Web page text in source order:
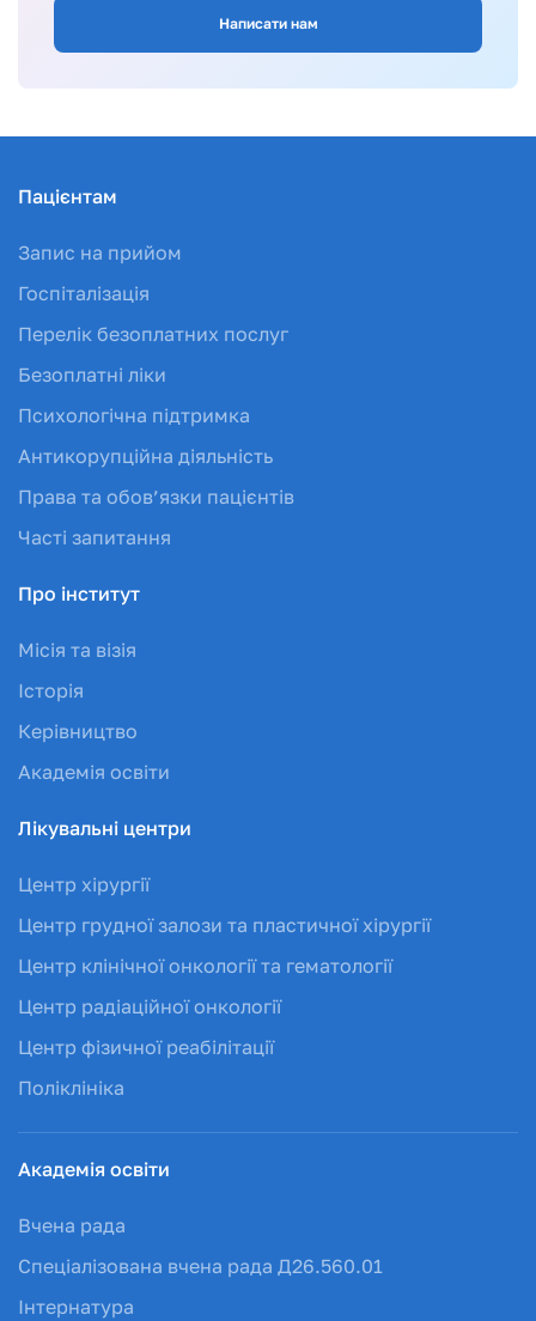
Написати нам
Пацієнтам
Запис на прийом
Госпіталізація
Перелік безоплатних послуг
Безоплатні ліки
Психологічна підтримка
Антикорупційна діяльність
Права та обов’язки пацієнтів
Часті запитання
Про інститут
Місія та візія
Історія
Керівництво
Академія освіти
Лікувальні центри
Центр хірургії
Центр грудної залози та пластичної хірургії
Центр клінічної онкології та гематології
Центр радіаційної онкології
Центр фізичної реабілітації
Поліклініка
Академія освіти
Вчена рада
Спеціалізована вчена рада Д26.560.01
Інтернатура